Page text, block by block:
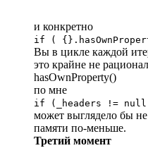
и конкретно
if (
Вы в цикле каждой
это крайне не
hasOwnProperty()
по мне
if (_headers != null
может выглядело бы не
памяти по-меньше.
Третий момент